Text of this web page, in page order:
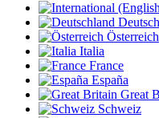
Österreich
Italia
France
España
Great
Schweiz